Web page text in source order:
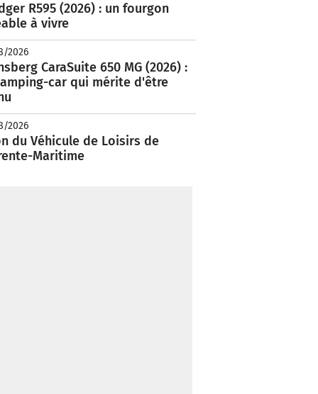
R595 (2026) : un fourgon
à vivre
2026
CaraSuite 650 MG (2026) :
car qui mérite d'être
2026
du Véhicule de Loisirs de
Maritime